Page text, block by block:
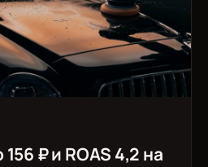
156 ₽ и ROAS 4,2 на